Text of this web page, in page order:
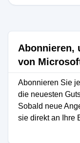
Abonnieren,
von
Abonnieren Sie
die neuesten
Sobald neue
sie direkt an Ihre